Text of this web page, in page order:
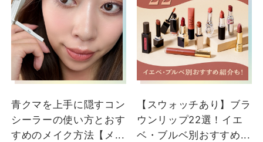
【2024年下半期ベスコス
うるうるリップグロス!20
代〜30代おすすめ!】 皆
さまこんにちは😊今回は
MACスタッフが仕事でも
るリップグロスをご紹介
します！ ★スクワートプ
ランピング グロスステ
青クマを上手に隠すコン
シーラーの使い方とおす
すめのメイク方法【メ...
【スウォッチあり】ブラ
ウンリップ22選！イエ
ベ・ブルベ別おすすめ...